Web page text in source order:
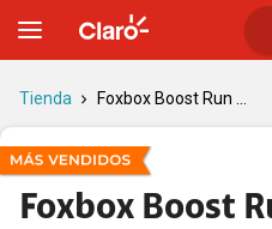
Tienda Foxbox Boost Run ...
Foxbox Boost
Auriculares Bluetooth Foxbox